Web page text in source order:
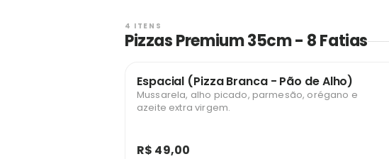
4 ITENS
Pizzas Premium 35cm - 8 Fatias
Espacial (Pizza Branca - Pão de Alho)
Mussarela, alho picado, parmesão, orégano e
azeite extra virgem.
R$ 49,00